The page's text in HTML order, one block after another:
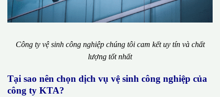
Công ty vệ sinh công nghiệp chúng tôi cam kết uy tín và chất
lượng tốt nhất
Tại sao nên chọn dịch vụ vệ sinh công nghiệp của
công ty KTA?